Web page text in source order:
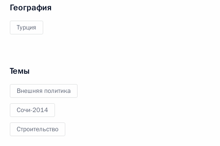
География
Турция
Темы
Внешняя политика
Сочи-2014
Строительство